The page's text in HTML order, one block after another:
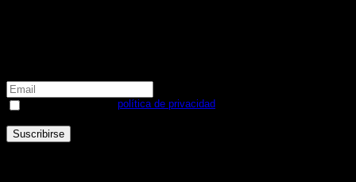
política de privacidad